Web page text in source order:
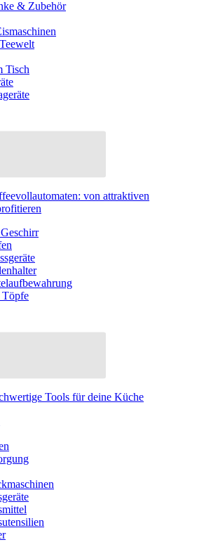
& Zubehör
Tisch
von attraktiven
Töpfe
Tools für deine Küche